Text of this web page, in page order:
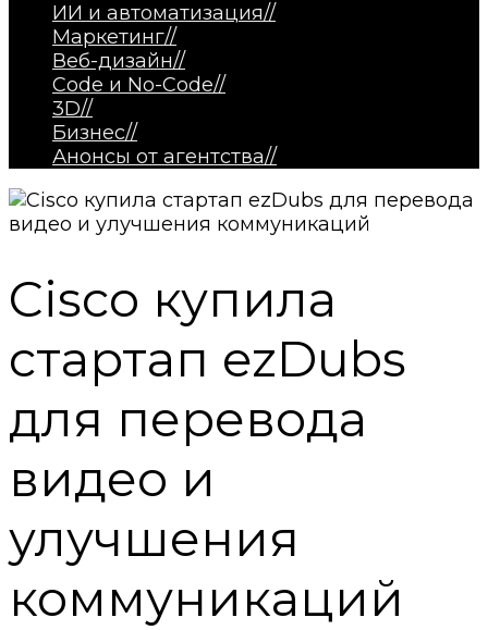
ИИ и автоматизация//
Маркетинг//
Веб-дизайн//
Code и No-Code//
3D//
Бизнес//
Анонсы от агентства//
Cisco купила
стартап ezDubs
для перевода
видео и
улучшения
коммуникаций